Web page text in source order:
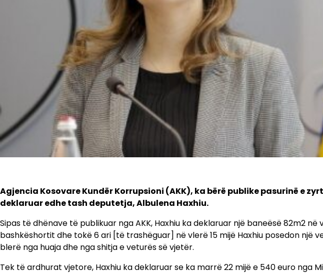
Agjencia Kosovare Kundër Korrupsioni (AKK), ka bërë publike pasurinë e
deklaruar edhe tash deputetja, Albulena Haxhiu.
Sipas të dhënave të publikuar nga AKK, Haxhiu ka deklaruar një baneësë 82m2
bashkëshortit dhe tokë 6 ari [të trashëguar] në vlerë 15 mijë Haxhiu posedon një
blerë nga huaja dhe nga shitja e veturës së vjetër.
Tek të ardhurat vjetore, Haxhiu ka deklaruar se ka marrë 22 mijë e 540 euro nga